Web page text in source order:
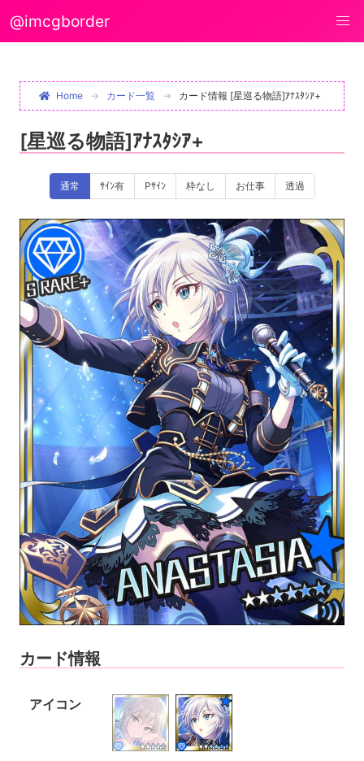
@imcgborder
Home カード一覧 カード情報 [星巡る物語]ｱﾅｽﾀｼｱ+
[星巡る物語]ｱﾅｽﾀｼｱ+
通常 ｻｲﾝ有 Pｻｲﾝ 枠なし お仕事 透過
カード情報
アイコン